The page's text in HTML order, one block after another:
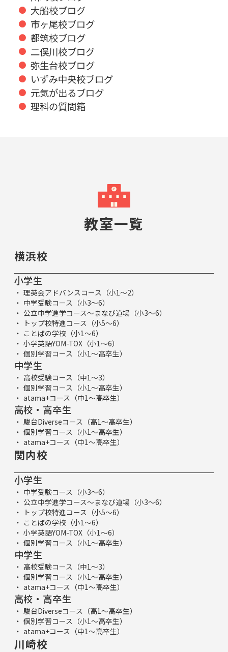
大船校ブログ
市ヶ尾校ブログ
都筑校ブログ
二俣川校ブログ
弥生台校ブログ
いずみ中央校ブログ
元気が出るブログ
理科の質問箱
教室一覧
横浜校
小学生
理英会アドバンスコース（小1～2）
中学受験コース（小3～6）
公立中学進学コース～まなび道場（小3～6）
トップ校特進コース（小5～6）
ことばの学校（小1～6）
小学英語YOM-TOX（小1～6）
個別学習コース（小1～高卒生）
中学生
高校受験コース（中1～3）
個別学習コース（小1～高卒生）
atama+コース（中1～高卒生）
高校・高卒生
駿台Diverseコース（高1～高卒生）
個別学習コース（小1～高卒生）
atama+コース（中1～高卒生）
関内校
小学生
中学受験コース（小3～6）
公立中学進学コース～まなび道場（小3～6）
トップ校特進コース（小5～6）
ことばの学校（小1～6）
小学英語YOM-TOX（小1～6）
個別学習コース（小1～高卒生）
中学生
高校受験コース（中1～3）
個別学習コース（小1～高卒生）
atama+コース（中1～高卒生）
高校・高卒生
駿台Diverseコース（高1～高卒生）
個別学習コース（小1～高卒生）
atama+コース（中1～高卒生）
川崎校